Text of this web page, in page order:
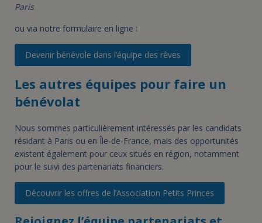
Paris
ou via notre formulaire en ligne :
Devenir bénévole dans l’équipe des rêves
Les autres équipes pour faire un
bénévolat
Nous sommes particulièrement intéressés par les candidats
résidant à Paris ou en Île-de-France, mais des opportunités
existent également pour ceux situés en région, notamment
pour le suivi des partenariats financiers.
Découvrir les offres de l’Association Petits Princes